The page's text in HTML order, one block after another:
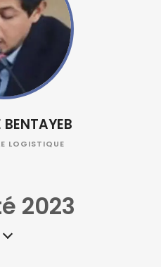
LOGISTIQUE
2023